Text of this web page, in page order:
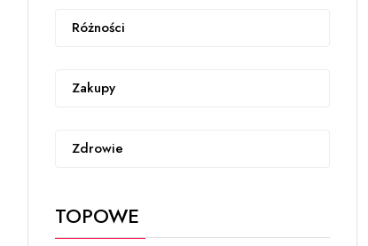
Różności
Zakupy
Zdrowie
TOPOWE